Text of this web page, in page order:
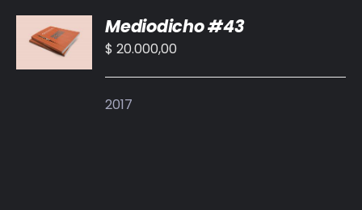
AL
CARRITO
/
Mediodicho #43
$ 20.000,00
2017